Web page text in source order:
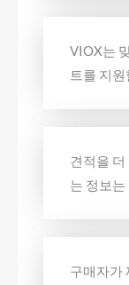
VIOX는
트를 지
견적을 더
는 정보는
구매자가